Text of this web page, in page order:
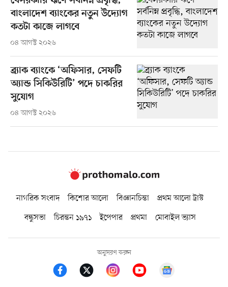
বাংলাদেশ ব্যাংকের নতুন উদ্যোগ
কতটা কাজে লাগবে
০৪ আগস্ট ২০২৬
ব্র্যাক ব্যাংকে ‘অফিসার, সেফটি
অ্যান্ড সিকিউরিটি’ পদে চাকরির
সুযোগ
০৪ আগস্ট ২০২৬
নাগরিক সংবাদ কিশোর আলো বিজ্ঞানচিন্তা
প্রথম আলো ট্রাস্ট
বন্ধুসভা
চিরন্তন ১৯৭১ ইপেপার প্রথমা মোবাইল ভ্যাস
অনুসরণ করুন